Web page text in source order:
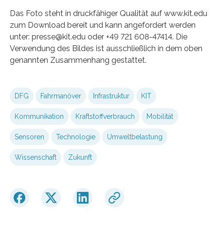
Das Foto steht in druckfähiger Qualität auf www.kit.edu
zum Download bereit und kann angefordert werden
unter: presse@kit.edu oder +49 721 608-47414. Die
Verwendung des Bildes ist ausschließlich in dem oben
genannten Zusammenhang gestattet.
DFG Fahrmanöver Infrastruktur KIT
Kommunikation Kraftstoffverbrauch Mobilität
Sensoren Technologie Umweltbelastung
Wissenschaft Zukunft